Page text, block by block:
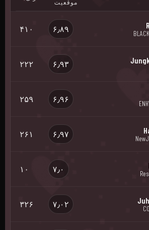
موقعیت
۶٫۸۹ ۴۱۰
۶٫۹۳ ۲۲۲
۶٫۹۶ ۲۵۹
۶٫۹۷ ۲۶۱
۷٫۰ ۱۰
۷٫۰۲ ۳۲۶